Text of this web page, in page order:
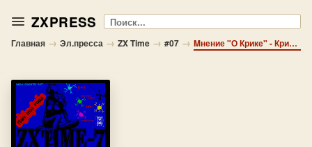
ZXPRESS Поиск
Главная → Эл.пресса → ZX Time → #07 → Mнение "О Крике" - Крик 2 или голубая мечта демосценера (обзор сценового журнала).